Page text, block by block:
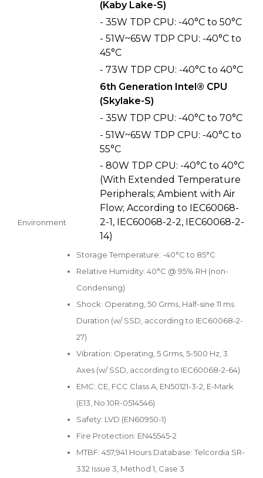
Environment
(Kaby Lake-S)
- 35W TDP CPU: -40°C to 50°C
- 51W~65W TDP CPU: -40°C to
45°C
- 73W TDP CPU: -40°C to 40°C
6th Generation Intel® CPU
(Skylake-S)
- 35W TDP CPU: -40°C to 70°C
- 51W~65W TDP CPU: -40°C to
55°C
- 80W TDP CPU: -40°C to 40°C
(With Extended Temperature
Peripherals; Ambient with Air
Flow; According to IEC60068-
2-1, IEC60068-2-2, IEC60068-2-
14)
Storage Temperature: -40°C to 85°C
Relative Humidity: 40°C @ 95% RH (non-
Condensing)
Shock: Operating, 50 Grms, Half-sine 11 ms
Duration (w/ SSD, according to IEC60068-2-
27)
Vibration: Operating, 5 Grms, 5-500 Hz, 3
Axes (w/ SSD, according to IEC60068-2-64)
EMC: CE, FCC Class A, EN50121-3-2, E-Mark
(E13, No.10R-0514546)
Safety: LVD (EN60950-1)
Fire Protection: EN45545-2
MTBF: 457,941 Hours Database: Telcordia SR-
332 Issue 3, Method 1, Case 3